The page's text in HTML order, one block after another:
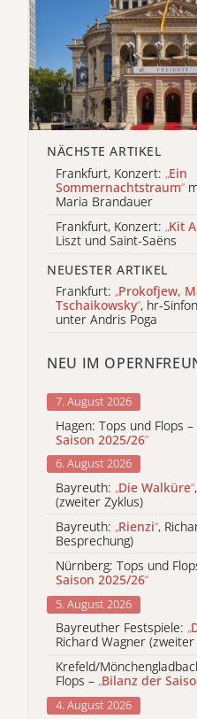
NÄCHSTE ARTIKEL
Frankfurt, Konzert: „Ein
Sommernachtstraum“
Maria Brandauer
Frankfurt, Konzert: „Kit
Liszt und Saint-Saëns
NEUESTER ARTIKEL
Frankfurt: „Prokofjew,
Tschaikowsky“, hr-
unter Andris Poga
NEU IM
7. August 2026
Hagen: Tops und Flops –
Saison 2025/26“
6. August 2026
Bayreuth: „Die Walküre“
(zweiter Zyklus)
Bayreuth: „Rienzi“,
Besprechung)
Nürnberg: Tops und
Saison 2025/26“
5. August 2026
Bayreuther Festspiele: „
Richard Wagner (zweiter
Krefeld/
Flops – „Bilanz der
4. August 2026